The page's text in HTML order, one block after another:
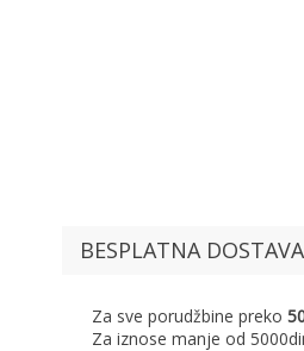
BESPLATNA DOSTAVA
Za sve porudžbine preko
Za iznose manje od